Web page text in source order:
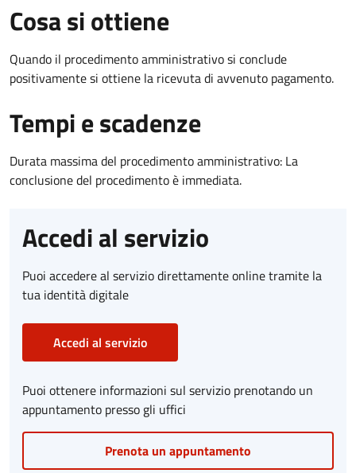
Cosa si ottiene
Quando il procedimento amministrativo si conclude
positivamente si ottiene la ricevuta di avvenuto pagamento.
Tempi e scadenze
Durata massima del procedimento amministrativo: La
conclusione del procedimento è immediata.
Accedi al servizio
Puoi accedere al servizio direttamente online tramite la
tua identità digitale
Accedi al servizio
Puoi ottenere informazioni sul servizio prenotando un
appuntamento presso gli uffici
Prenota un appuntamento